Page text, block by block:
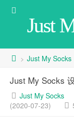
Just
> Just My Socks
Just My Socks
Just My Socks
(2020-07-23)